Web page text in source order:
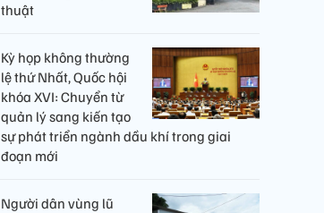
thuật
Kỳ họp không thường
lệ thứ Nhất, Quốc hội
khóa XVI: Chuyển từ
quản lý sang kiến tạo
sự phát triển ngành dầu khí trong giai
đoạn mới
Người dân vùng lũ